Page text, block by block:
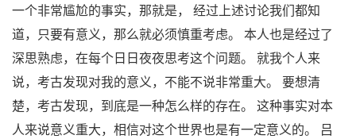
一个非常尴尬的事实，那就是， 经过上述讨论我们都知
道，只要有意义，那么就必须慎重考虑。 本人也是经过了
深思熟虑，在每个日日夜夜思考这个问题。 就我个人来
说，考古发现对我的意义，不能不说非常重大。 要想清
楚，考古发现，到底是一种怎么样的存在。 这种事实对本
人来说意义重大，相信对这个世界也是有一定意义的。 吕